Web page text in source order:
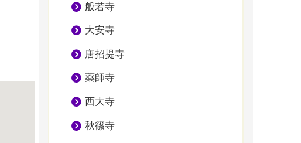
般若寺
大安寺
唐招提寺
薬師寺
西大寺
秋篠寺